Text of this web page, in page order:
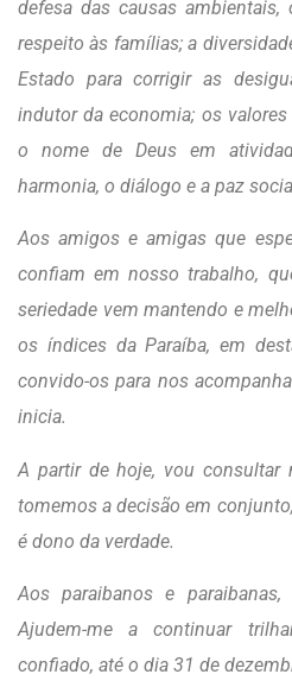
defesa das causas
respeito às famílias; a
Estado para corrigir as
indutor da economia; os
o nome de Deus em
harmonia, o diálogo e a paz
Aos amigos e amigas que
confiam em nosso trabalho,
seriedade vem mantendo e
os índices da Paraíba, em
convido-os para nos
inicia.
A partir de hoje, vou consultar
tomemos a decisão em
é dono da verdade.
Aos paraibanos e
Ajudem-me a continuar
confiado, até o dia 31 de